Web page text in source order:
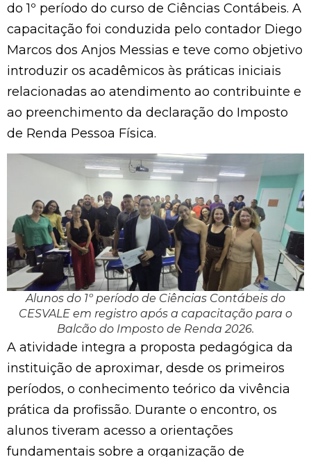
do 1º período do curso de Ciências Contábeis. A
capacitação foi conduzida pelo contador Diego
Marcos dos Anjos Messias e teve como objetivo
introduzir os acadêmicos às práticas iniciais
relacionadas ao atendimento ao contribuinte e
ao preenchimento da declaração do Imposto
de Renda Pessoa Física.
Alunos do 1º período de Ciências Contábeis do
CESVALE em registro após a capacitação para o
Balcão do Imposto de Renda 2026.
A atividade integra a proposta pedagógica da
instituição de aproximar, desde os primeiros
períodos, o conhecimento teórico da vivência
prática da profissão. Durante o encontro, os
alunos tiveram acesso a orientações
fundamentais sobre a organização de